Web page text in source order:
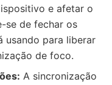
e afetar o
se de fechar os
usando para liberar
de foco.
A sincronização